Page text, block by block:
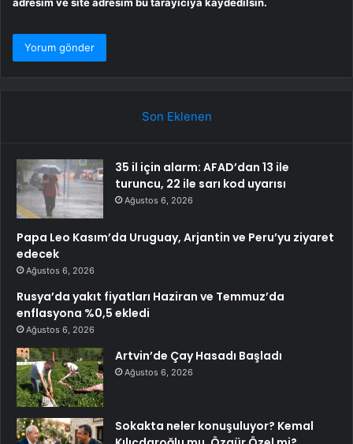
Son Eklenen
35 il için alarm: AFAD’dan 13 ile
turuncu, 22 ile sarı kod uyarısı
Ağustos 6, 2026
Papa Leo Kasım’da Uruguay, Arjantin ve Peru’yu ziyaret
edecek
Ağustos 6, 2026
Rusya’da yakıt fiyatları Haziran ve Temmuz’da
enflasyona %0,5 ekledi
Ağustos 6, 2026
Artvin’de Çay Hasadı Başladı
Ağustos 6, 2026
Sokakta neler konuşuluyor? Kemal